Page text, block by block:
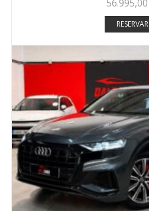
56.995,00
RESERVAR